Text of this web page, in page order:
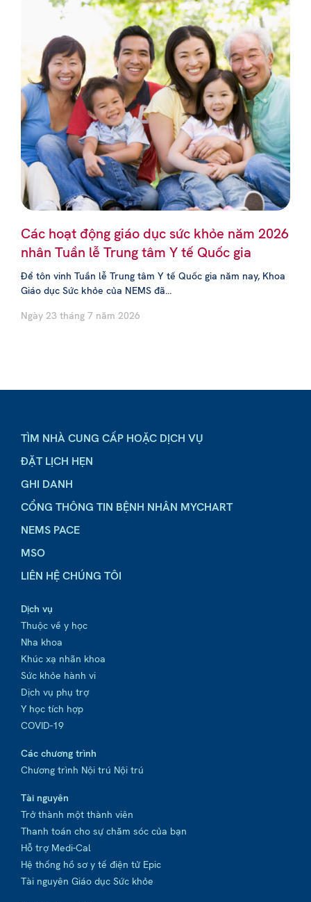
Các hoạt động giáo dục sức khỏe năm 2026
nhân Tuần lễ Trung tâm Y tế Quốc gia
Để tôn vinh Tuần lễ Trung tâm Y tế Quốc gia năm nay, Khoa
Giáo dục Sức khỏe của NEMS đã...
Ngày 23 tháng 7 năm 2026
TÌM NHÀ CUNG CẤP HOẶC DỊCH VỤ
ĐẶT LỊCH HẸN
GHI DANH
CỔNG THÔNG TIN BỆNH NHÂN MYCHART
NEMS PACE
MSO
LIÊN HỆ CHÚNG TÔI
Dịch vụ
Thuộc về y học
Nha khoa
Khúc xạ nhãn khoa
Sức khỏe hành vi
Dịch vụ phụ trợ
Y học tích hợp
COVID-19
Các chương trình
Chương trình Nội trú Nội trú
Tài nguyên
Trở thành một thành viên
Thanh toán cho sự chăm sóc của bạn
Hỗ trợ Medi-Cal
Hệ thống hồ sơ y tế điện tử Epic
Tài nguyên Giáo dục Sức khỏe